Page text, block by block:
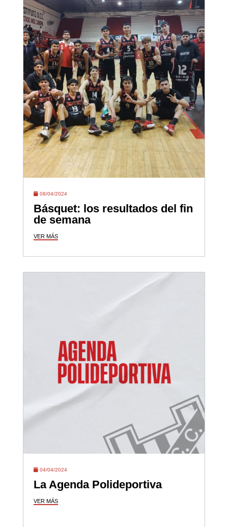
08/04/2024
Básquet: los resultados del fin
de semana
VER MÁS
04/04/2024
La Agenda Polideportiva
VER MÁS